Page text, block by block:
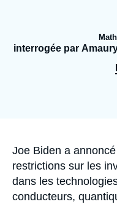
interrogée par
Accroche
Joe Biden a
restrictions sur les
dans les
conducteurs,